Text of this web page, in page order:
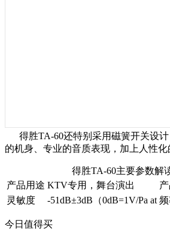
得胜TA-60还特别采用磁簧开关设计
的机身、专业的音质表现，加上人性
得胜TA-60主要参数解
产品用途 KTV专用，舞台演出
灵敏度
-51dB±3dB（0dB=1V/Pa at
今日值得买